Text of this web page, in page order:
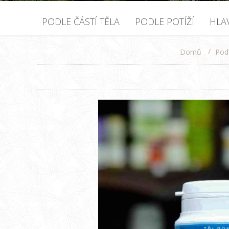
PODLE ČÁSTÍ TĚLA PODLE POTÍŽÍ
Domů /